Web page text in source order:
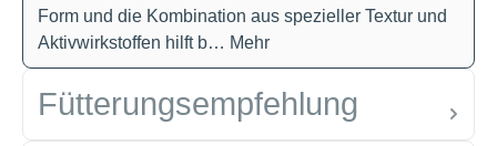
Form und die Kombination aus spezieller Textur und
Aktivwirkstoffen hilft b… Mehr
Fütterungsempfehlung